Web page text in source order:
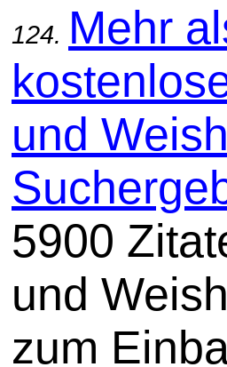
124. Mehr
und
5900
und
zum